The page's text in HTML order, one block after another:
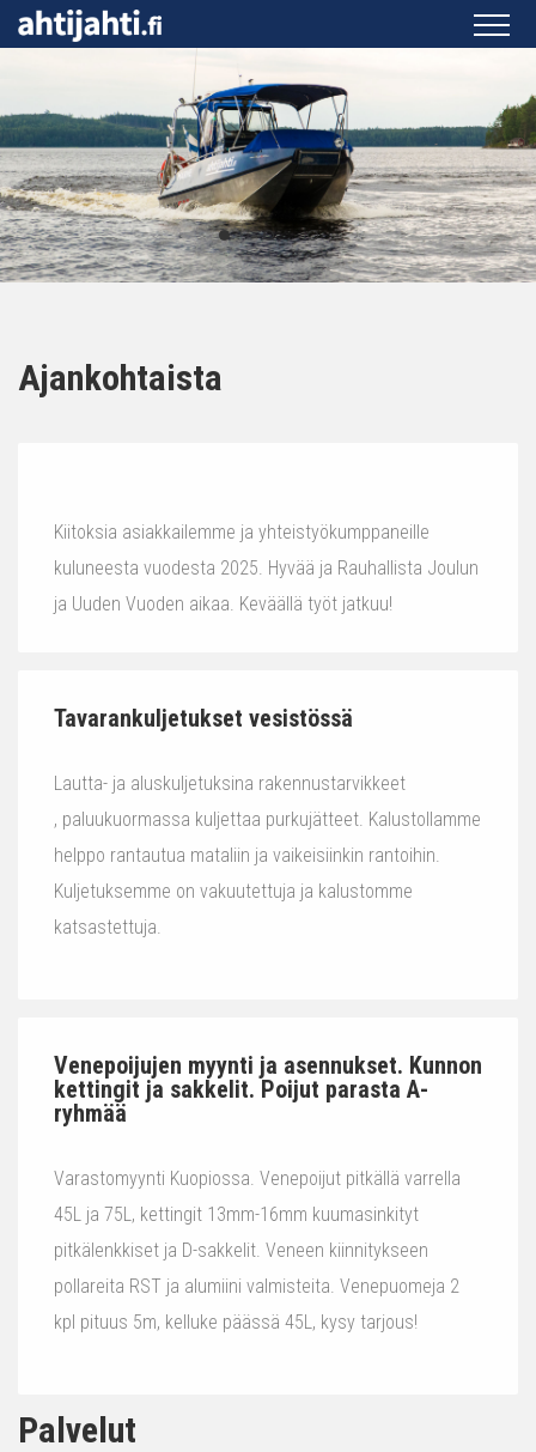
Ajankohtaista
Kiitoksia asiakkailemme ja yhteistyökumppaneille
kuluneesta vuodesta 2025. Hyvää ja Rauhallista Joulun
ja Uuden Vuoden aikaa. Keväällä työt jatkuu!
Tavarankuljetukset vesistössä
Lautta- ja aluskuljetuksina rakennustarvikkeet
, paluukuormassa kuljettaa purkujätteet. Kalustollamme
helppo rantautua mataliin ja vaikeisiinkin rantoihin.
Kuljetuksemme on vakuutettuja ja kalustomme
katsastettuja.
Venepoijujen myynti ja asennukset. Kunnon
kettingit ja sakkelit. Poijut parasta A-
ryhmää
Varastomyynti Kuopiossa. Venepoijut pitkällä varrella
45L ja 75L, kettingit 13mm-16mm kuumasinkityt
pitkälenkkiset ja D-sakkelit. Veneen kiinnitykseen
pollareita RST ja alumiini valmisteita. Venepuomeja 2
kpl pituus 5m, kelluke päässä 45L, kysy tarjous!
Palvelut